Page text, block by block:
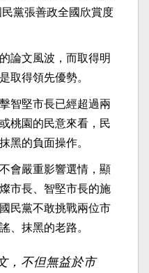
黨張善政全國欣賞度
論文風波，而取得明
取得領先優勢。
智堅市長已經超過兩
桃園的民意來看，民
黑的負面操作。
會嚴重影響選情，顯
市長、智堅市長的施
民黨不敢挑戰兩位市
、抹黑的老路。
，不但無益於市